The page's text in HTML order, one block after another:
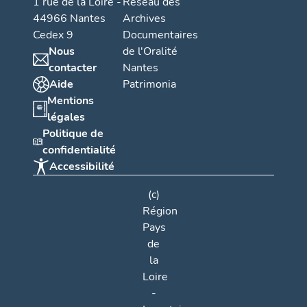
44966 Nantes
Cedex 9
Nous
contacter
Aide
Mentions
légales
Politique de
confidentialité
Accessibilité
Archives
Documentaires
de l'Oralité
Nantes
Patrimonia
(c)
Région
Pays
de
la
Loire
-